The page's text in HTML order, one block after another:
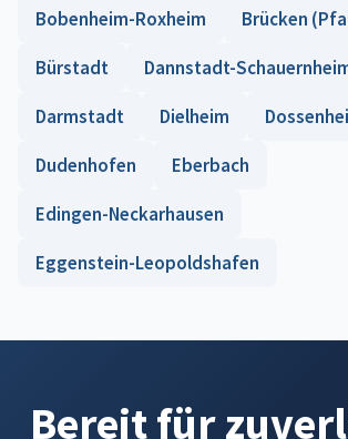
Bobenheim-Roxheim
Brücken
Bürstadt
Dannstadt-
Darmstadt
Dielheim
Dudenhofen
Eberbach
Edingen-Neckarhausen
Eggenstein-Leopoldshafen
Bereit für